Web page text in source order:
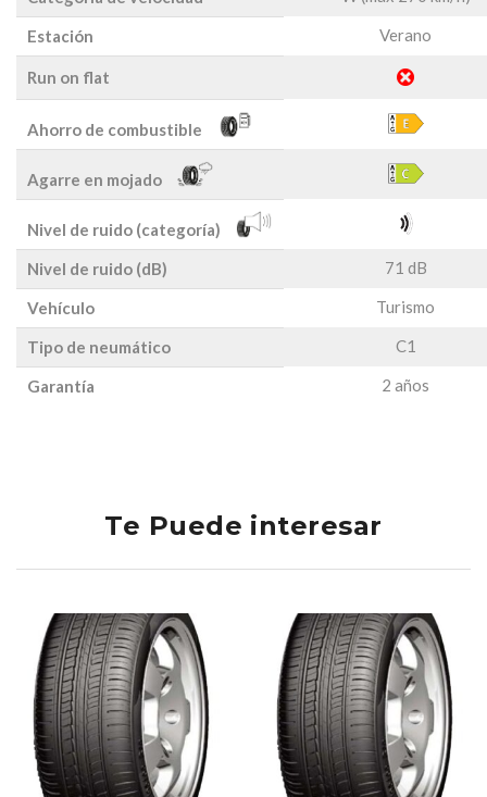
Estación Verano
Run on flat
Ahorro de combustible
Agarre en mojado
Nivel de ruido (categoría)
Nivel de ruido (dB)
71 dB
Vehículo Turismo
Tipo de neumático C1
Garantía 2 años
Te Puede interesar